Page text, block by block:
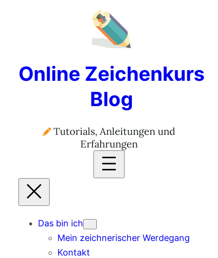
Online Zeichenkurs
Blog
Tutorials, Anleitungen und
Erfahrungen
Das bin ich
Mein zeichnerischer Werdegang
Kontakt